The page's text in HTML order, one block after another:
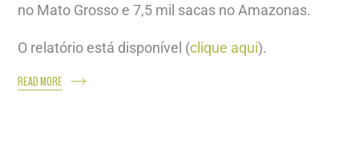
no Mato Grosso e 7,5 mil sacas no Amazonas.
O relatório está disponível (clique aqui).
READ MORE